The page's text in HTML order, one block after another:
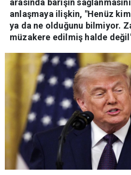
arasında barışın
anlaşmaya ilişkin, "Henüz
ya da ne olduğunu bilmiyor.
müzakere edilmiş halde